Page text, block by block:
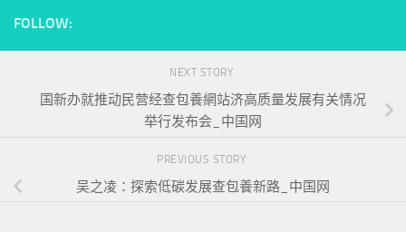
FOLLOW:
NEXT STORY
国新办就推动民营经查包養網站济高质量发展有关情况
举行发布会_中国网
PREVIOUS STORY
吴之凌：探索低碳发展查包養新路_中国网